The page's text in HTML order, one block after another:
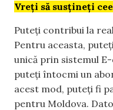
Vreți să susțineți
Puteți contribui la
Pentru aceasta,
unică prin sistemul
puteți întocmi un
acest mod, puteți fi
pentru Moldova.